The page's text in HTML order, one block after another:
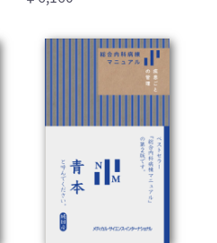
カートへ進む